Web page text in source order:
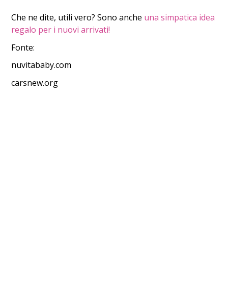
Che ne dite, utili vero? Sono anche una simpatica idea
regalo per i nuovi arrivati!
Fonte:
nuvitababy.com
carsnew.org